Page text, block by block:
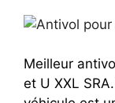
Meilleur
et U XXL